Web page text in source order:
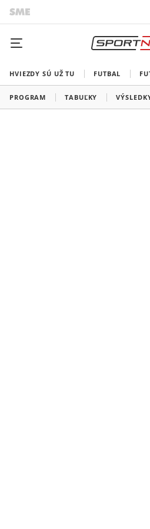
HVIEZDY SÚ UŽ TU FUTBAL
PROGRAM TABUĽKY